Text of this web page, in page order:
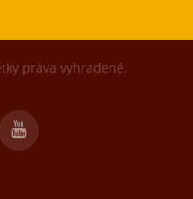
práva vyhradené.